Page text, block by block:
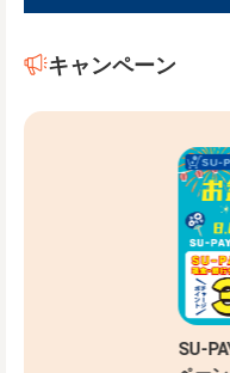
キャンペーン
SU-